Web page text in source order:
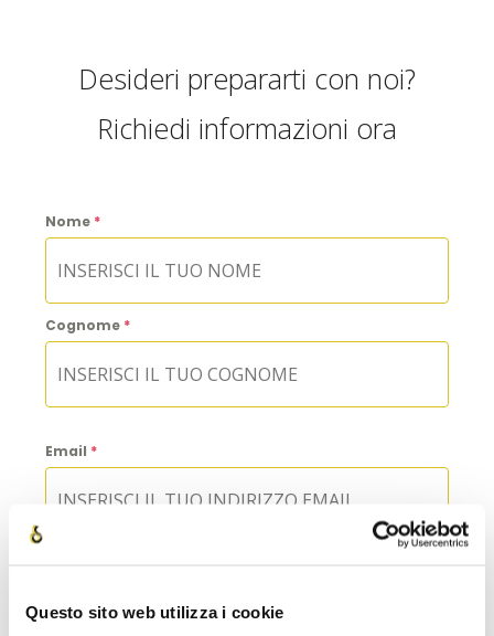
Questo sito web utilizza i cookie
Desideri prepararti con noi?
Richiedi informazioni ora
Nome *
Cognome *
Email *